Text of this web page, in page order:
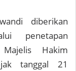
diberikan
penetapan
Hakim
tanggal 21